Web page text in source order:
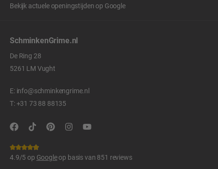
Bekijk actuele openingstijden op Google
SchminkenGrime.nl
De Ring 28
5261 LM Vught
E: info@schminkengrime.nl
T:+31 73 88 88135
4.9/5 op Googleop basis van 851 reviews